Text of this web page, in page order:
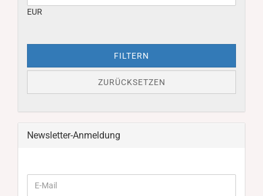
EUR
FILTERN
ZURÜCKSETZEN
Newsletter-Anmeldung
ZUR
E-